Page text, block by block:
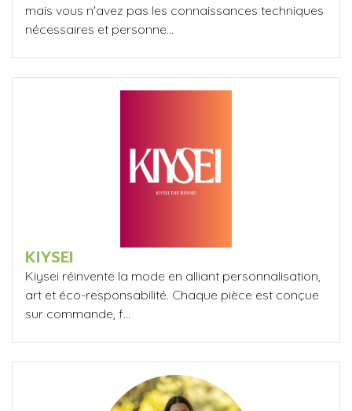
mais vous n'avez pas les connaissances techniques
nécessaires et personne...
KIYSEI
Kiysei réinvente la mode en alliant personnalisation,
art et éco-responsabilité. Chaque pièce est conçue
sur commande, f...